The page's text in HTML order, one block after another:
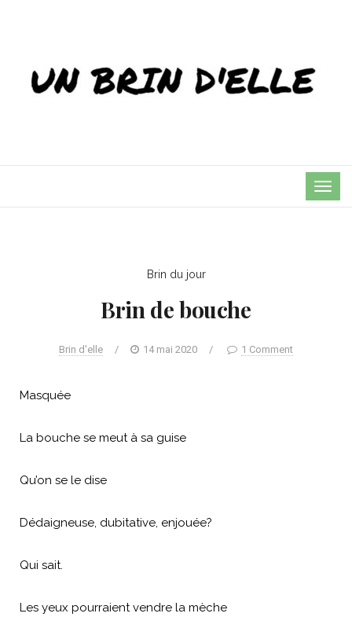
Brin du jour
Brin de bouche
Brin d'elle / 14 mai 2020 / 1 Comment
Masquée
La bouche se meut à sa guise
Qu’on se le dise
Dédaigneuse, dubitative, enjouée?
Qui sait.
Les yeux pourraient vendre la mèche